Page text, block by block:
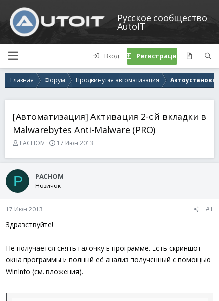
Русское сообщество
AutoIT
Вход Регистрация
Главная Форум Продвинутая автоматизация
[Автоматизация] Активация 2-ой вкладки в
Malwarebytes Anti-Malware (PRO)
А
т
о
р
е
ы
PACHOM
Д
т
н
а
17 Июн 2013
P PACHOM
Новичок
17 Июн 2013 #1
Здравствуйте!
Не получается снять галочку в программе. Есть скриншот
окна программы и полный её анализ полученный с помощью
WinInfo (см. вложения).